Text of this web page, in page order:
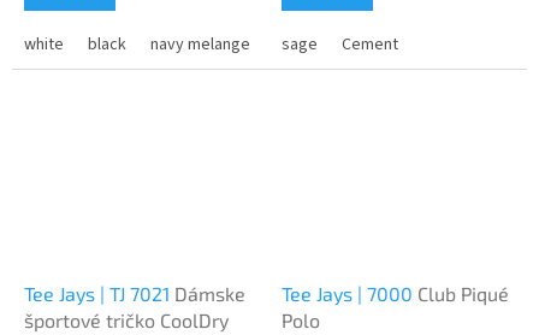
white black navy melange black melange
sage Cement
Tee Jays | TJ 7021 Dámske
športové tričko CoolDry
Tee Jays | 7000 Club Piqué
Polo